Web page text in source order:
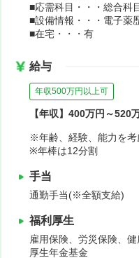
■応需科目・・・総合科
■設備情報・・・電子薬
■在宅・・・有
給与
年収500万円以上可
【年収】400万円～520
※年齢、経験、能力を考
※年棒は12分割
手当
通勤手当(※全額支給)
福利厚生
雇用保険、労災保険、
厚生年金基金